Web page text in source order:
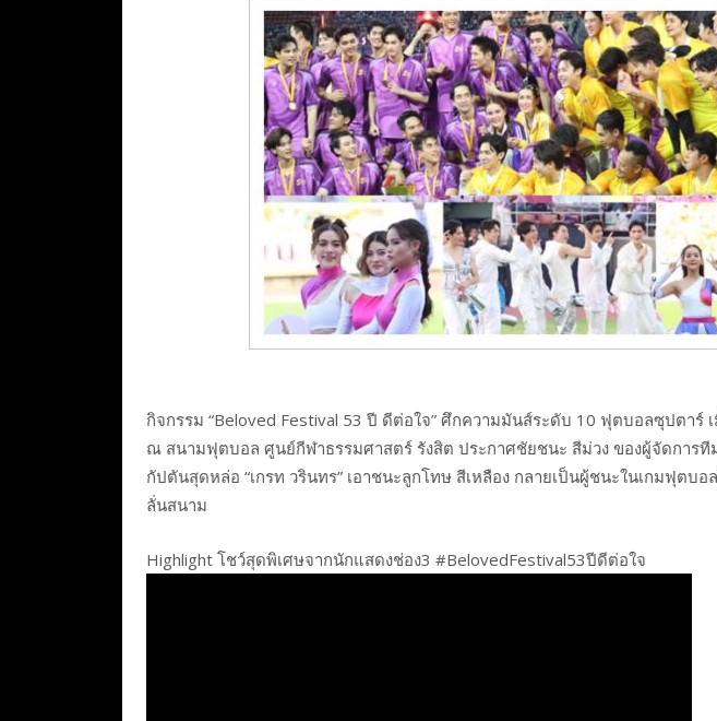
กิจกรรม “Beloved Festival 53 ปี ดีต่อใจ” ศึกความมันส์ระดับ 10 ฟุตบอลซุปตาร์
ณ สนามฟุตบอล ศูนย์กีฬาธรรมศาสตร์ รังสิต ประกาศชัยชนะ สีม่วง ของผู้จัดการที
กัปตันสุดหล่อ “เกรท วรินทร” เอาชนะลูกโทษ สีเหลือง กลายเป็นผู้ชนะในเกมฟุตบ
ลั่นสนาม
Highlight โชว์สุดพิเศษจากนักแสดงช่อง3 #BelovedFestival53ปีดีต่อใจ